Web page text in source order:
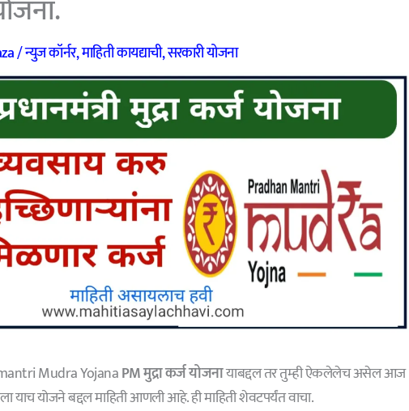
/न्युज कॉर्नर,माहिती कायद्याची,सरकारी योजना
Mudra YojanaPM मुद्रा कर्ज योजनायाबद्दल तर तुम्ही ऐकलेलेच असेल आज
याच योजने बद्दल माहिती आणली आहे. ही माहिती शेवटपर्यंत वाचा.